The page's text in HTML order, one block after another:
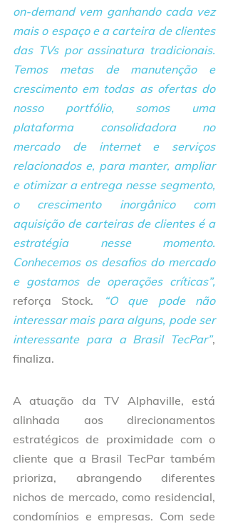
on-demand vem ganhando cada vez
mais o espaço e a carteira de clientes
das TVs por assinatura tradicionais.
Temos metas de manutenção e
crescimento em todas as ofertas do
nosso portfólio, somos uma
plataforma consolidadora no
mercado de internet e serviços
relacionados e, para manter, ampliar
e otimizar a entrega nesse segmento,
o crescimento inorgânico com
aquisição de carteiras de clientes é a
estratégia nesse momento.
Conhecemos os desafios do mercado
e gostamos de operações críticas”,
reforça Stock.
“O que pode não
interessar mais para alguns, pode ser
interessante para a Brasil TecPar”,
finaliza.
A atuação da TV Alphaville, está
alinhada aos direcionamentos
estratégicos de proximidade com o
cliente que a Brasil TecPar também
prioriza, abrangendo diferentes
nichos de mercado, como residencial,
condomínios e empresas. Com sede